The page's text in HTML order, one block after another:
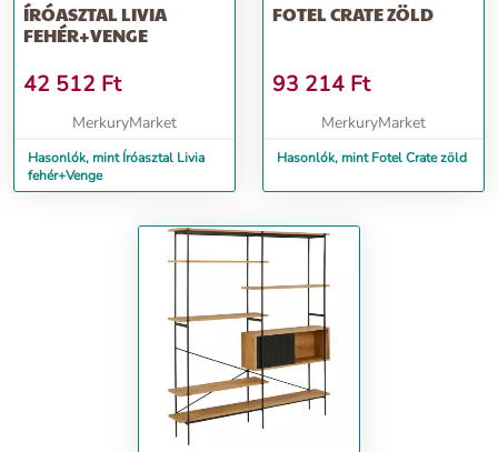
ÍRÓASZTAL LIVIA
FEHÉR+VENGE
42 512 Ft
MerkuryMarket
Hasonlók, mint Íróasztal Livia
fehér+Venge
FOTEL CRATE ZÖLD
93 214 Ft
MerkuryMarket
Hasonlók, mint Fotel Crate zöld